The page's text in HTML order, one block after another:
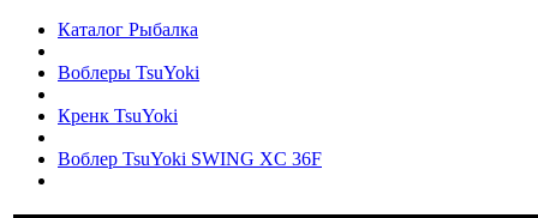
Каталог Рыбалка
Воблеры TsuYoki
Кренк TsuYoki
Воблер TsuYoki SWING XC 36F